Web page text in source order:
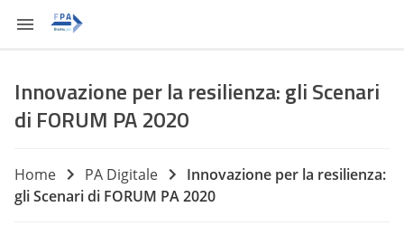
Innovazione per la resilienza: gli Scenari
di FORUM PA 2020
Home PA Digitale
Innovazione per la resilienza:
gli Scenari di FORUM PA 2020